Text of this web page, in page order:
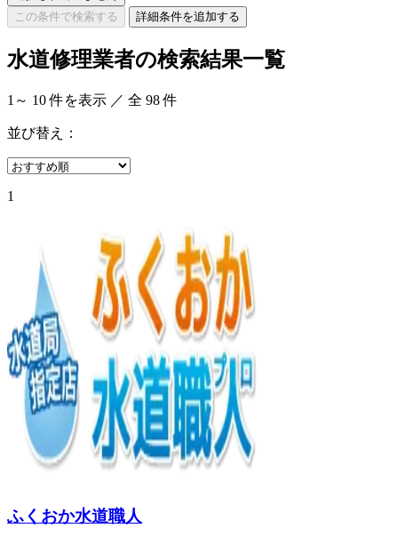
この条件で検索する
詳細条件を追加する
水道修理業者の検索結果一覧
1 ～ 10 件を表示 ／ 全 98件
並び替え：
1
ふくおか水道職人